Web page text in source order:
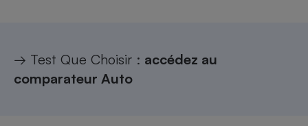
→ Test Que Choisir : accédez au
comparateur Auto